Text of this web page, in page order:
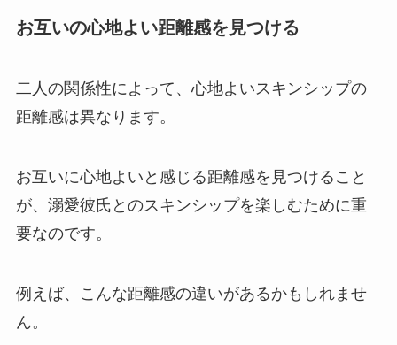
お互いの心地よい距離感を見つける
二人の関係性によって、心地よいスキンシップの
距離感は異なります。
お互いに心地よいと感じる距離感を見つけること
が、溺愛彼氏とのスキンシップを楽しむために重
要なのです。
例えば、こんな距離感の違いがあるかもしれませ
ん。